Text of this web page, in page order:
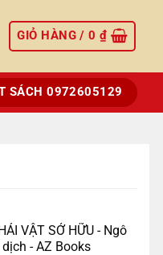
GIỎ HÀNG /0₫
SÁCH 0972605129
VẬT SỞ HỮU - Ngô
- AZ Books